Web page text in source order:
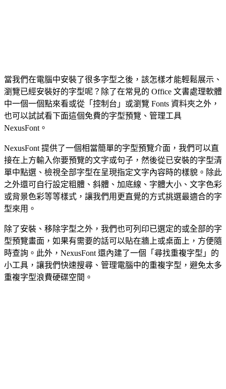
當我們在電腦中安裝了很多字型之後，該怎樣才能輕鬆展示、
瀏覽已經安裝好的字型呢？除了在常見的 Office 文書處理軟體
中一個一個點來看或從「控制台」或瀏覽 Fonts 資料夾之外，
也可以試試看下面這個免費的字型預覽、管理工具
NexusFont。
NexusFont 提供了一個相當簡單的字型預覽介面，我們可以直
接在上方輸入你要預覽的文字或句子，然後從已安裝的字型清
單中點選、檢視全部字型在呈現指定文字內容時的樣貌。除此
之外還可自行設定粗體、斜體、加底線、字體大小、文字色彩
或背景色彩等等樣式，讓我們用更直覺的方式挑選最適合的字
型來用。
除了安裝、移除字型之外，我們也可列印已選定的或全部的字
型預覽畫面，如果有需要的話可以貼在牆上或桌面上，方便隨
時查詢。此外，NexusFont 還內建了一個「尋找重複字型」的
小工具，讓我們快速搜尋、管理電腦中的重複字型，避免太多
重複字型浪費硬碟空間。